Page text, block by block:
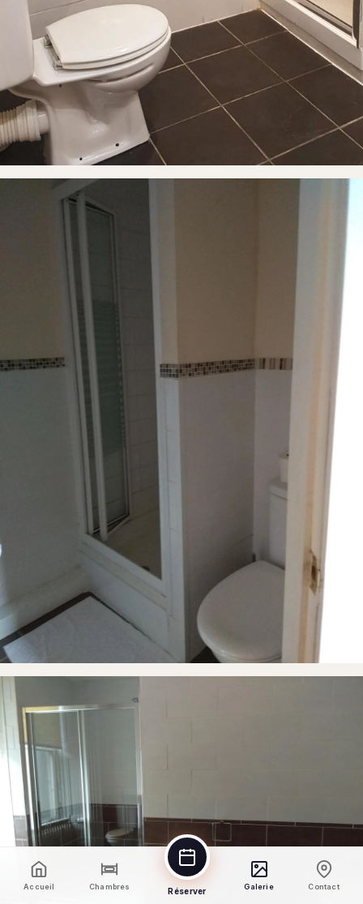
Accueil Chambres Réserver Galerie Contact